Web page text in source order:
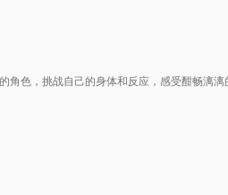
色，挑战自己的身体和反应，感受酣畅漓漓